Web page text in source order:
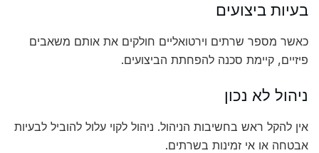
בעיות ביצועים
כאשר מספר שרתים וירטואליים חולקים את אותם משאבים
פיזיים, קיימת סכנה להפחתת הביצועים.
ניהול לא נכון
אין להקל ראש בחשיבות הניהול. ניהול לקוי עלול להוביל לבעיות
אבטחה או אי זמינות בשרתים.